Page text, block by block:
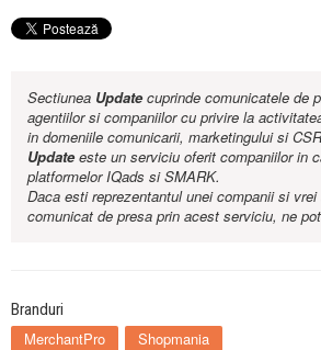
Sectiunea Updatecuprinde comunicatele de
agentiilor si companiilor cu privire la
in domeniile comunicarii, marketingului si
Updateeste un serviciu oferit companiilor in
platformelor IQads si SMARK.
Daca esti reprezentantul unei companii si
comunicat de presa prin acest serviciu, ne
Branduri
MerchantPro Shopmania